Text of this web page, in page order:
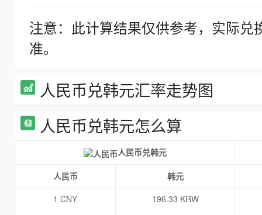
注意：此计算结果仅供参考，实际
准。
人民币兑韩元汇率走势图
人民币兑韩元怎么算
人民币兑韩元
人民币
韩元
1 CNY
196.33 KRW